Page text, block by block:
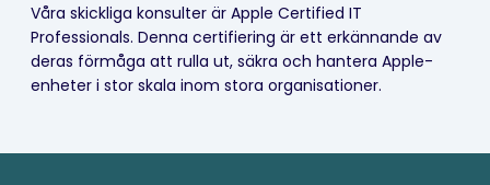
Våra skickliga konsulter är Apple Certified IT
Professionals. Denna certifiering är ett erkännande av
deras förmåga att rulla ut, säkra och hantera Apple-
enheter i stor skala inom stora organisationer.